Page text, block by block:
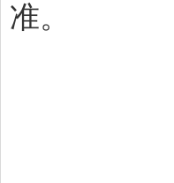
准。